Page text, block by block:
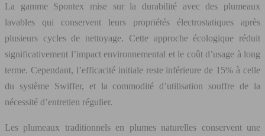
La gamme Spontex mise sur la durabilité avec des plumeaux
lavables qui conservent leurs propriétés électrostatiques après
plusieurs cycles de nettoyage. Cette approche écologique réduit
significativement l’impact environnemental et le coût d’usage à long
terme. Cependant, l’efficacité initiale reste inférieure de 15% à celle
du système Swiffer, et la commodité d’utilisation souffre de la
nécessité d’entretien régulier.
Les plumeaux traditionnels en plumes naturelles conservent une